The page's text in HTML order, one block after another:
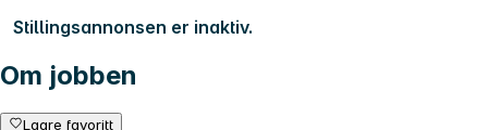
Stillingsannonsen er inaktiv.
Om jobben
Lagre favoritt